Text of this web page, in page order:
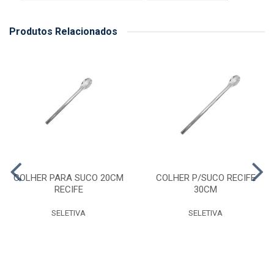
Produtos Relacionados
COLHER PARA SUCO 20CM
RECIFE
SELETIVA
COLHER P/SUCO RECIFE
30CM
SELETIVA